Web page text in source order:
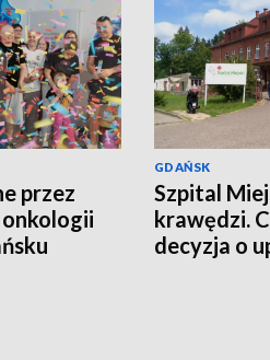
przez
GDAŃSK
Szpital
krawędzi.
decyzja o